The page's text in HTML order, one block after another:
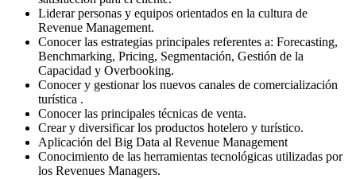
Liderar personas y equipos orientados en la cultura de
Revenue Management.
Conocer las estrategias principales referentes a: Forecasting,
Benchmarking, Pricing, Segmentación, Gestión de la
Capacidad y Overbooking.
Conocer y gestionar los nuevos canales de comercialización
turística .
Conocer las principales técnicas de venta.
Crear y diversificar los productos hotelero y turístico.
Aplicación del Big Data al Revenue Management
Conocimiento de las herramientas tecnológicas utilizadas por
los Revenues Managers.